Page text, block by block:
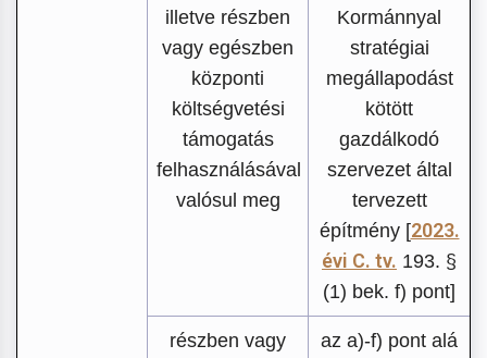
illetve részben
vagy egészben
központi
költségvetési
támogatás
felhasználásával
valósul meg
Kormánnyal
stratégiai
megállapodást
kötött
gazdálkodó
szervezet által
tervezett
építmény [2023.
évi C. tv. 193. §
(1) bek. f) pont]
részben vagy
az a)-f) pont alá